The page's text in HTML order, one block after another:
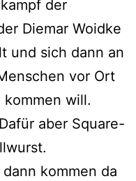
der
Diemar Woidke
und sich dann an
vor Ort
kommen will.
aber Square-
kommen da